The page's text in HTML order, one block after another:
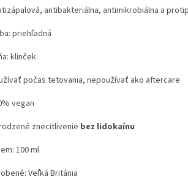
antibakteriálna, antimikrobiálna a
priehľadná
klinček
počas tetovania, nepoužívať ako aftercare
vegan
znecitlivenie bez lidokaínu
100 ml
Veľká Británia